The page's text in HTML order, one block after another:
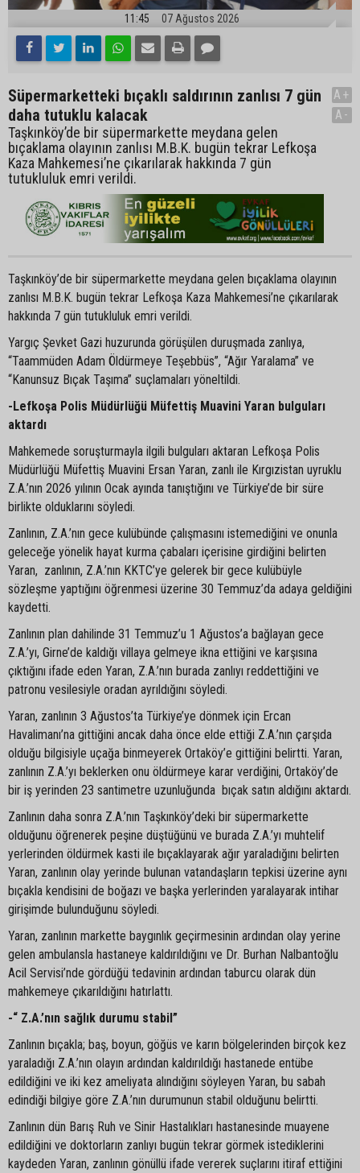
11:45 07 Ağustos 2026
Süpermarketteki bıçaklı saldırının zanlısı 7 gün
daha tutuklu kalacak
Taşkınköy’de bir süpermarkette meydana gelen
bıçaklama olayının zanlısı M.B.K. bugün tekrar Lefkoşa
Kaza Mahkemesi’ne çıkarılarak hakkında 7 gün
tutukluluk emri verildi.
A+
A-
Taşkınköy’de bir süpermarkette meydana gelen bıçaklama olayının
zanlısı M.B.K. bugün tekrar Lefkoşa Kaza Mahkemesi’ne çıkarılarak
hakkında 7 gün tutukluluk emri verildi.
Yargıç Şevket Gazi huzurunda görüşülen duruşmada zanlıya,
“Taammüden Adam Öldürmeye Teşebbüs”, “Ağır Yaralama” ve
“Kanunsuz Bıçak Taşıma” suçlamaları yöneltildi.
-Lefkoşa Polis Müdürlüğü Müfettiş Muavini Yaran bulguları
aktardı
Mahkemede soruşturmayla ilgili bulguları aktaran Lefkoşa Polis
Müdürlüğü Müfettiş Muavini Ersan Yaran, zanlı ile Kırgızistan uyruklu
Z.A.’nın 2026 yılının Ocak ayında tanıştığını ve Türkiye’de bir süre
birlikte olduklarını söyledi.
Zanlının, Z.A.’nın gece kulübünde çalışmasını istemediğini ve onunla
geleceğe yönelik hayat kurma çabaları içerisine girdiğini belirten
Yaran, zanlının, Z.A.’nın KKTC’ye gelerek bir gece kulübüyle
sözleşme yaptığını öğrenmesi üzerine 30 Temmuz’da adaya geldiğini
kaydetti.
Zanlının plan dahilinde 31 Temmuz’u 1 Ağustos’a bağlayan gece
Z.A.’yı, Girne’de kaldığı villaya gelmeye ikna ettiğini ve karşısına
çıktığını ifade eden Yaran, Z.A.’nın burada zanlıyı reddettiğini ve
patronu vesilesiyle oradan ayrıldığını söyledi.
Yaran, zanlının 3 Ağustos’ta Türkiye’ye dönmek için Ercan
Havalimanı’na gittiğini ancak daha önce elde ettiği Z.A.’nın çarşıda
olduğu bilgisiyle uçağa binmeyerek Ortaköy’e gittiğini belirtti. Yaran,
zanlının Z.A.’yı beklerken onu öldürmeye karar verdiğini, Ortaköy’de
bir iş yerinden 23 santimetre uzunluğunda bıçak satın aldığını aktardı.
Zanlının daha sonra Z.A.’nın Taşkınköy’deki bir süpermarkette
olduğunu öğrenerek peşine düştüğünü ve burada Z.A.’yı muhtelif
yerlerinden öldürmek kasti ile bıçaklayarak ağır yaraladığını belirten
Yaran, zanlının olay yerinde bulunan vatandaşların tepkisi üzerine aynı
bıçakla kendisini de boğazı ve başka yerlerinden yaralayarak intihar
girişimde bulunduğunu söyledi.
Yaran, zanlının markette baygınlık geçirmesinin ardından olay yerine
gelen ambulansla hastaneye kaldırıldığını ve Dr. Burhan Nalbantoğlu
Acil Servisi’nde gördüğü tedavinin ardından taburcu olarak dün
mahkemeye çıkarıldığını hatırlattı.
-“ Z.A.’nın sağlık durumu stabil”
Zanlının bıçakla; baş, boyun, göğüs ve karın bölgelerinden birçok kez
yaraladığı Z.A.’nın olayın ardından kaldırıldığı hastanede entübe
edildiğini ve iki kez ameliyata alındığını söyleyen Yaran, bu sabah
edindiği bilgiye göre Z.A.’nın durumunun stabil olduğunu belirtti.
Zanlının dün Barış Ruh ve Sinir Hastalıkları hastanesinde muayene
edildiğini ve doktorların zanlıyı bugün tekrar görmek istediklerini
kaydeden Yaran, zanlının gönüllü ifade vererek suçlarını itiraf ettiğini